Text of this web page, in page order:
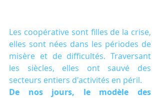
Les coopérative sont filles de la crise,
elles sont nées dans les périodes de
misère et de difficultés. Traversant
les siècles, elles ont sauvé des
secteurs entiers d'activités en péril.
De nos jours, le modèle des